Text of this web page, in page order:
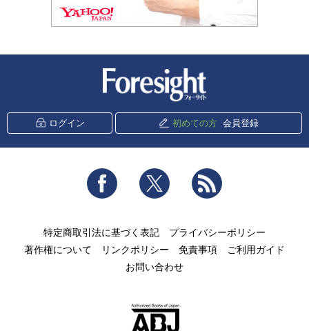
ログイン 初めての方 会員登録
Facebook Twitter
特定商取引法に基づく表記
プライバシーポリシー
著作権について
リンクポリシー 免責事項
ご利用ガイド
お問い合わせ